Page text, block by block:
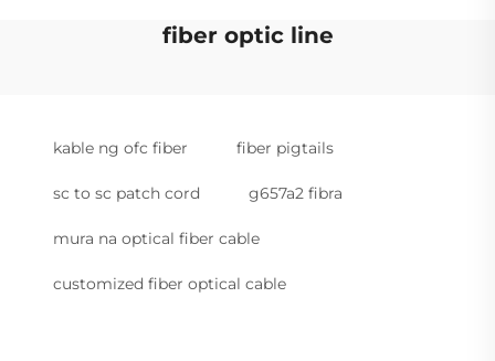
fiber optic line
kable ng ofc fiber fiber pigtails
sc to sc patch cord g657a2 fibra
mura na optical fiber cable
customized fiber optical cable